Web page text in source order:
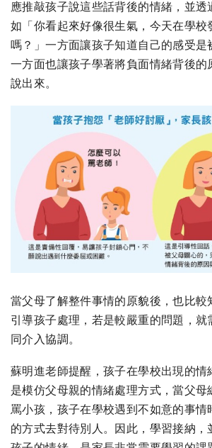
應推敲孩子說這些話背後的情緒，並透
如「你看起來好像很生氣，今天在學校
嗎？」一方面讓孩子知道自己的感受是
一方面也讓孩子學著將負面情緒背後的
說出來。
當父母了解整件事情的原貌後，也比較
引導孩子處理，若是較嚴重的問題，就
同介入協調。
蘇明進老師提醒，孩子在學校出現的情
是模仿父母親的情緒處理方式，當父母
罵小孩，孩子在學校遇到不如意的事情
的方式去對待別人。因此，學習接納，